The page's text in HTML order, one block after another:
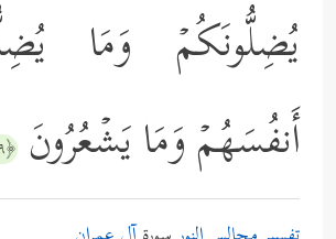
یُضِلُّونَكُمۡ وَمَا
أَنفُسَهُمۡ وَمَا یَشۡعُرُونَ ﴿٦٩﴾